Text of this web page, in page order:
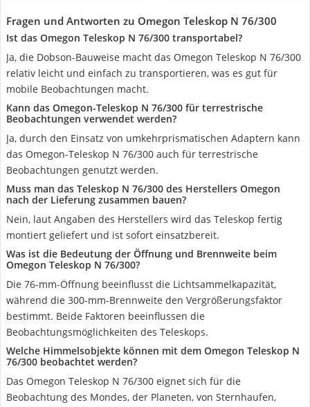
Fragen und Antworten zu Omegon Teleskop N 76/300
Ist das Omegon Teleskop N 76/300 transportabel?
Ja, die Dobson-Bauweise macht das Omegon Teleskop N 76/300
relativ leicht und einfach zu transportieren, was es gut für
mobile Beobachtungen macht.
Kann das Omegon-Teleskop N 76/300 für terrestrische
Beobachtungen verwendet werden?
Ja, durch den Einsatz von umkehrprismatischen Adaptern kann
das Omegon-Teleskop N 76/300 auch für terrestrische
Beobachtungen genutzt werden.
Muss man das Teleskop N 76/300 des Herstellers Omegon
nach der Lieferung zusammen bauen?
Nein, laut Angaben des Herstellers wird das Teleskop fertig
montiert geliefert und ist sofort einsatzbereit.
Was ist die Bedeutung der Öffnung und Brennweite beim
Omegon Teleskop N 76/300?
Die 76-mm-Öffnung beeinflusst die Lichtsammelkapazität,
während die 300-mm-Brennweite den Vergrößerungsfaktor
bestimmt. Beide Faktoren beeinflussen die
Beobachtungsmöglichkeiten des Teleskops.
Welche Himmelsobjekte können mit dem Omegon Teleskop N
76/300 beobachtet werden?
Das Omegon Teleskop N 76/300 eignet sich für die
Beobachtung des Mondes, der Planeten, von Sternhaufen,